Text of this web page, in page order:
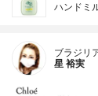
ハンドミ
ブラジリ
星 裕実